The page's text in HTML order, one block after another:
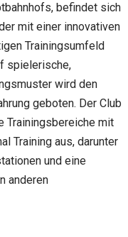
befindet sich
mit einer innovativen
Trainingsumfeld
spielerische,
wird den
geboten. Der Club
Trainingsbereiche mit
Training aus, darunter
und eine
anderen